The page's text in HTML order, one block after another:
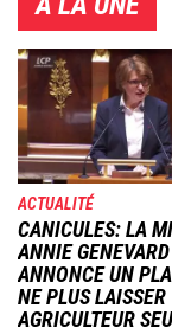
Image
ACTUALITÉ
CANICULES: LA
ANNIE GENEVARD
ANNONCE UN
NE PLUS LAISSER
AGRICULTEUR